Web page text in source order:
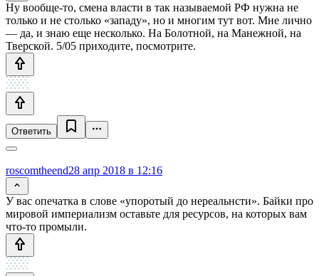
Ну вообще-то, смена власти в так называемой РФ нужна не
только и не столько «западу», но и многим тут вот. Мне лично
— да, и знаю еще несколько. На Болотной, на Манежной, на
Тверской. 5/05 приходите, посмотрите.
Ответить
roscomtheend28 апр 2018 в 12:16
У вас опечатка в слове «упоротый до нереальнсти». Байки про
мировой империализм оставьте для ресурсов, на которых вам
что-то промыли.